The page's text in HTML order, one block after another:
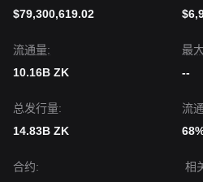
$79,300,619.02
流通量:
10.16B ZK
最
--
总发行量:
14.83B ZK
流
合约:
相